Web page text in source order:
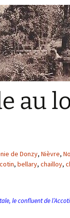
au
de Donzy, Nièvre,
, bellary, chailloy,
le confluent de